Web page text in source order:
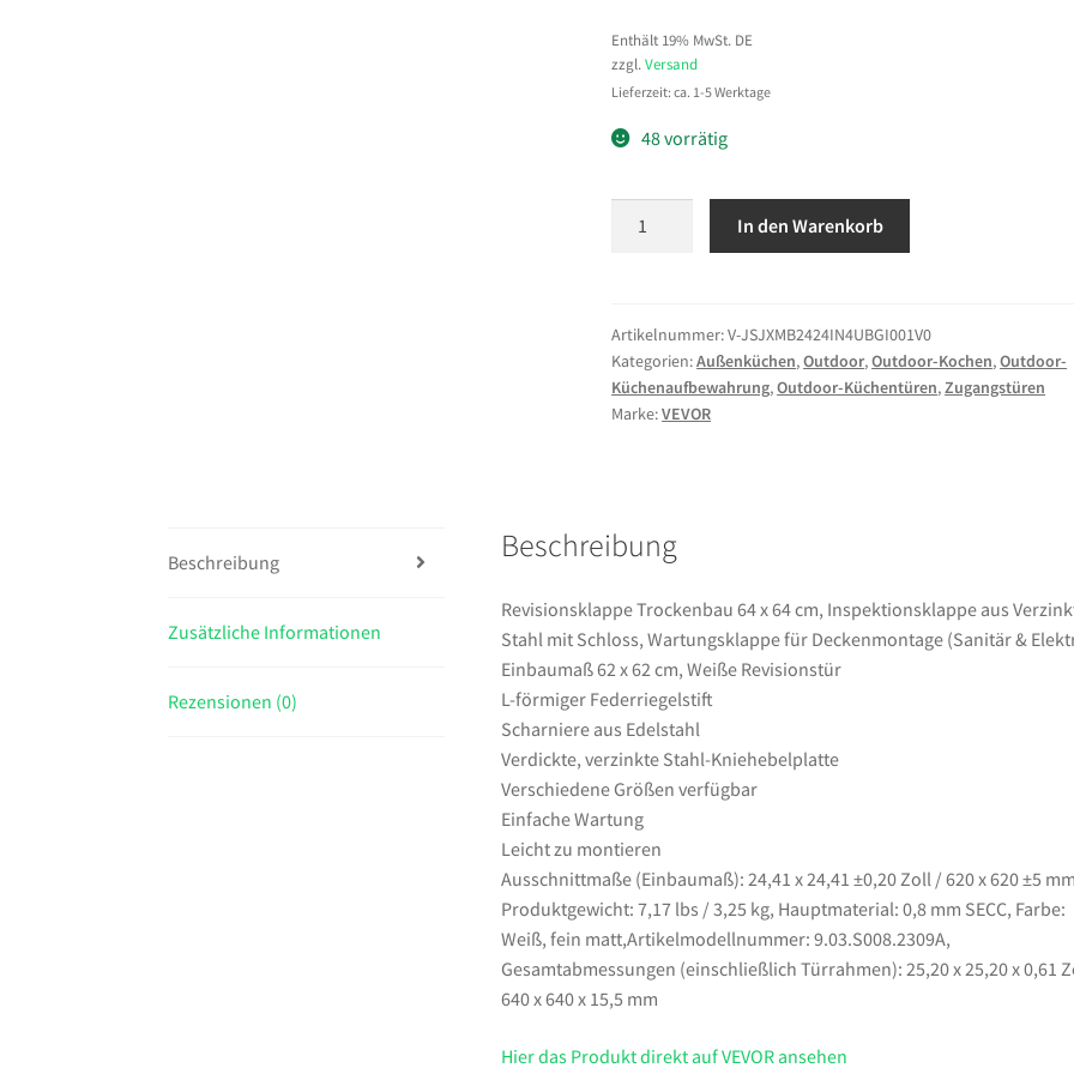
Enthält 19% MwSt. DE
zzgl.Versand
Lieferzeit: ca. 1-5 Werktage
48 vorrätig
x
64
cm,
Inspektionsklappe
mit
Wartungsklappe
für
Deckenmontage
(Sanitär
&
Elektro),
Einbaumaß
62
x
62
cm,
Weiße
Revisionstür
Menge
In den Warenkorb
Artikelnummer:V-JSJXMB2424IN4UBGI001V0
Kategorien:Außenküchen,Outdoor,Outdoor-Kochen,Outdoor-
Küchenaufbewahrung,Outdoor-Küchentüren,Zugangstüren
Marke:VEVOR
Beschreibung
Zusätzliche Informationen
Rezensionen (0)
Beschreibung
Revisionsklappe Trockenbau 64 x 64 cm, Inspektionsklappe aus
Stahl mit Schloss, Wartungsklappe für Deckenmontage (Sanitär &
Einbaumaß 62 x 62 cm, Weiße Revisionstür
L-förmiger Federriegelstift
Scharniere aus Edelstahl
Verdickte, verzinkte Stahl-Kniehebelplatte
Verschiedene Größen verfügbar
Einfache Wartung
Leicht zu montieren
Ausschnittmaße (Einbaumaß): 24,41 x 24,41 ±0,20 Zoll / 620 x 620 ±5
Produktgewicht: 7,17 lbs / 3,25 kg, Hauptmaterial: 0,8 mm SECC, Farbe:
Weiß, fein matt,Artikelmodellnummer: 9.03.S008.2309A,
Gesamtabmessungen (einschließlich Türrahmen): 25,20 x 25,20 x 0,61
640 x 640 x 15,5 mm
Hier das Produkt direkt auf VEVOR ansehen